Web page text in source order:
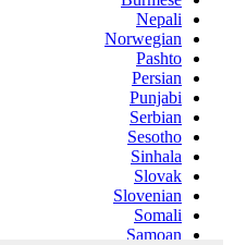
Nepali
Norwegian
Pashto
Persian
Punjabi
Serbian
Sesotho
Sinhala
Slovak
Slovenian
Somali
Samoan